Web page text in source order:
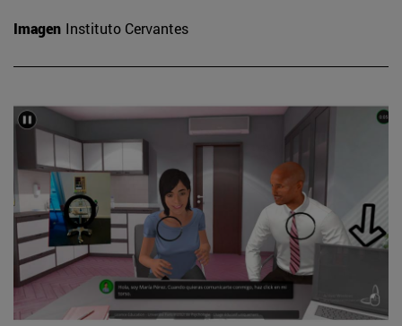
Imagen Instituto Cervantes